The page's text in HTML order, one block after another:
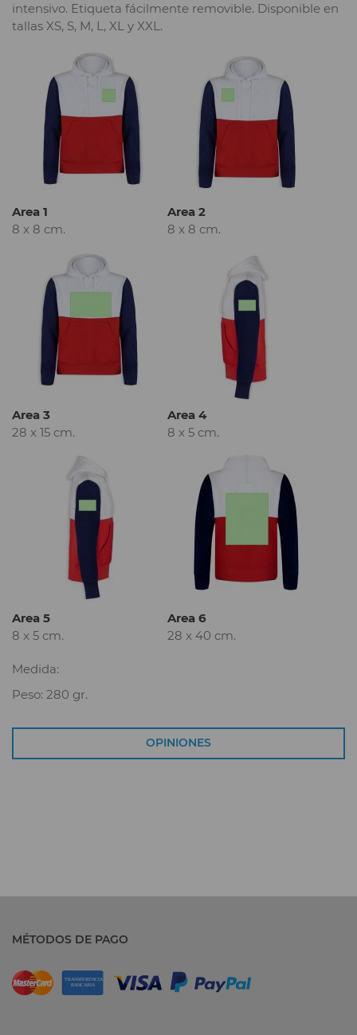
intensivo. Etiqueta fácilmente removible. Disponible en
tallas XS, S, M, L, XL y XXL.
Area 1
8 x 8 cm.
Area 2
8 x 8 cm.
Area 3
28 x 15 cm.
Area 4
8 x 5 cm.
Area 5
8 x 5 cm.
Area 6
28 x 40 cm.
Medida:
Peso: 280 gr.
OPINIONES
MÉTODOS DE PAGO